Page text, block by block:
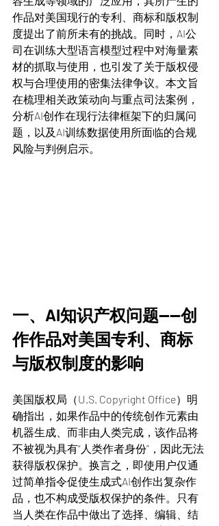
作品对美国现行的专利、商标和版权制
度提出了前所未有的挑战。同时，AI公
司在训练大型语言模型过程中对海量素
材的抓取与使用，也引发了关于版权侵
权与合理使用的密集法律争议。本文旨
在梳理相关政策动向与重点司法案例，
分析AI创作在现行法律框架下的归属问
题，以及AI训练数据使用所面临的合规
风险与判例启示。
一、AI知识产权问题——创
作作品对美国专利、商标
与版权制度的影响
美国版权局（U.S. Copyright Office）明
确指出，如果作品中的传统创作元素由
机器生成、而非由人类完成，该作品将
不被视为具有“人类作者身份”，因此无法
获得版权保护。换言之，即使用户仅通
过简单指令促使生成式AI创作出复杂作
品，也不构成受版权保护的条件。只有
当人类在作品中做出了选择、编辑、结